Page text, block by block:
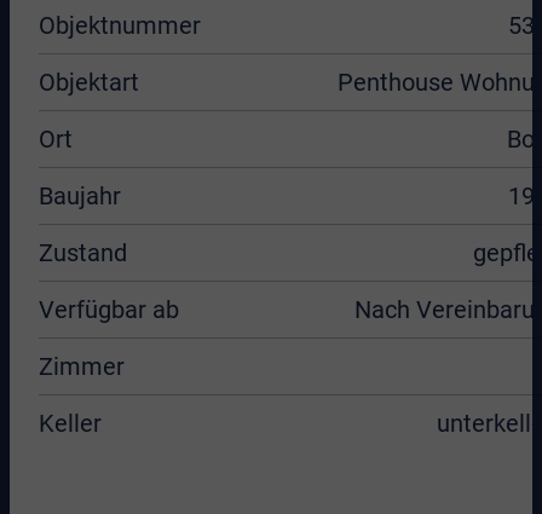
Objektnummer
Objektart
Penthouse
Ort
Baujahr
Zustand
Verfügbar ab
Nach
Zimmer
Keller